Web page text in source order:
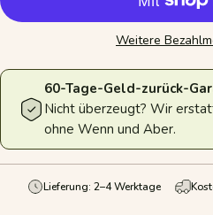
Weitere
60-Tage-Geld-zurück-
Nicht überzeugt? Wir
ohne Wenn und Aber.
Lieferung: 2–4 Werktage